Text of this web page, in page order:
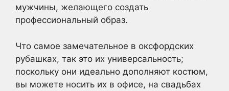
мужчины, желающего создать
профессиональный образ.
Что самое замечательное в оксфордских
рубашках, так это их универсальность;
поскольку они идеально дополняют костюм,
вы можете носить их в офисе, на свадьбах